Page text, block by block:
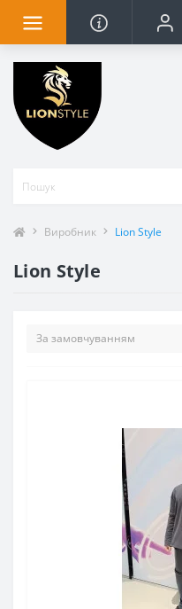
Виробник Lion Style
Lion Style